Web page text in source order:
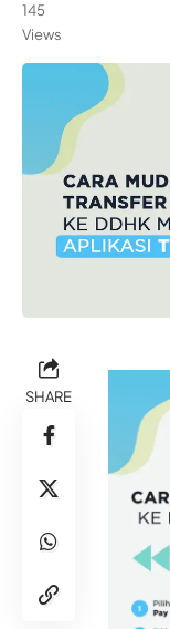
145
Views
SHARE